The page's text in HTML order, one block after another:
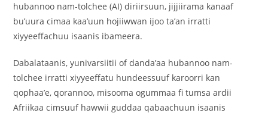
hubannoo nam-tolchee (AI) diriirsuun, jijjiirama kanaaf
bu’uura cimaa kaa’uun hojiiwwan ijoo ta’an irratti
xiyyeeffachuu isaanis ibameera.
Dabalataanis, yunivarsiitii of danda’aa hubannoo nam-
tolchee irratti xiyyeeffatu hundeessuuf karoorri kan
qophaa’e, qorannoo, misooma ogummaa fi tumsa ardii
Afriikaa cimsuuf hawwii guddaa qabaachuun isaanis